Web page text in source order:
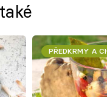
PŘEDKRMY A